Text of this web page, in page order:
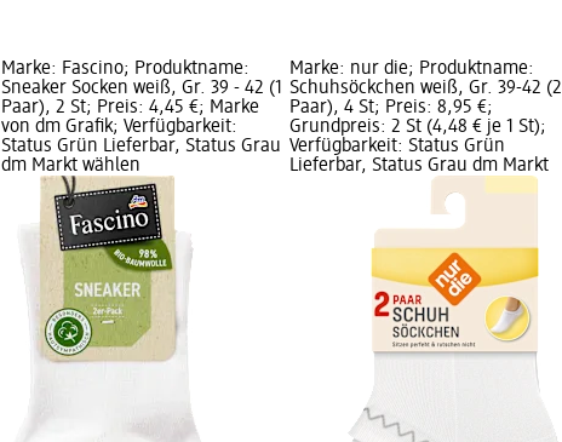
Marke: Fascino; Produktname:
Sneaker Socken weiß, Gr. 39 - 42 (1
Paar), 2 St; Preis: 4,45 €; Marke
von dm Grafik; Verfügbarkeit:
Status Grün Lieferbar, Status Grau
dm Markt wählen
Marke: nur die; Produktname:
Schuhsöckchen weiß, Gr. 39-42 (2
Paar), 4 St; Preis: 8,95 €;
Grundpreis: 2 St (4,48 € je 1 St);
Verfügbarkeit: Status Grün
Lieferbar, Status Grau dm Markt